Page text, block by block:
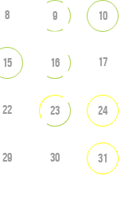
8 9 10
15 16 17
22 23 24
29 30 31